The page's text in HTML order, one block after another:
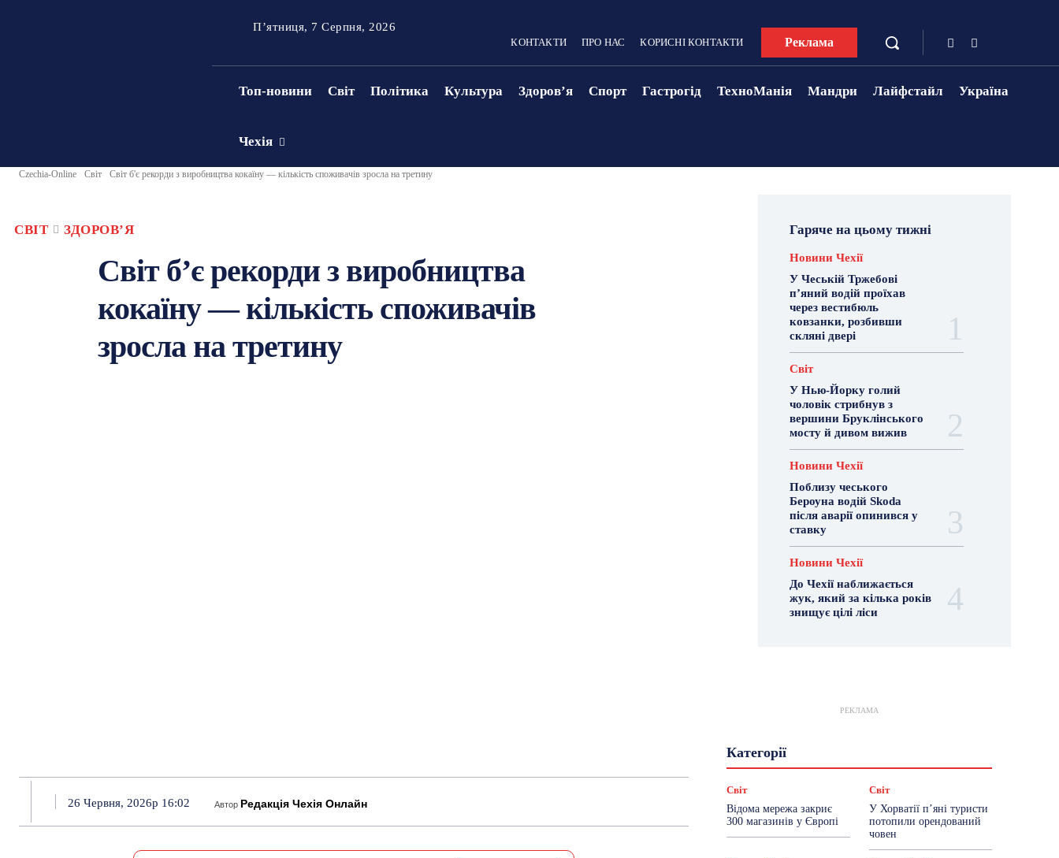
П’ятниця, 7 Серпня, 2026
КОНТАКТИ ПРО НАС КОРИСНІ КОНТАКТИ Реклама
Топ-новини Світ Політика Культура Здоровʼя Спорт Гастрогід ТехноМанія Мандри Лайфстайл Україна
Чехія
Czechia-Online Світ Світ б'є рекорди з виробництва кокаїну — кількість споживачів зросла на третину
СВІТ ЗДОРОВʼЯ
Світ б’є рекорди з виробництва
кокаїну — кількість споживачів
зросла на третину
26 Червня, 2026р 16:02 Автор Редакція Чехія Онлайн
Гаряче на цьому тижні
Новини Чехії
У Чеській Тржебові
п’яний водій проїхав
через вестибюль
ковзанки, розбивши
скляні двері
Світ
У Нью-Йорку голий
чоловік стрибнув з
вершини Бруклінського
мосту й дивом вижив
Новини Чехії
Поблизу чеського
Бероуна водій Skoda
після аварії опинився у
ставку
Новини Чехії
До Чехії наближається
жук, який за кілька років
знищує цілі ліси
РЕКЛАМА
КатегоріїГастрогід
Знай Чехію
Новини Чехії
Робота
Сад та город
Світ
Спорт ТехноМанія
Топ-новини
Фоторепортаж
Світ
Відома мережа закриє
300 магазинів у Європі
Світ
У Хорватії пʼяні туристи
потопили орендований
човен